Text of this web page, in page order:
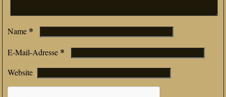
Name *
E-Mail-Adresse *
Website